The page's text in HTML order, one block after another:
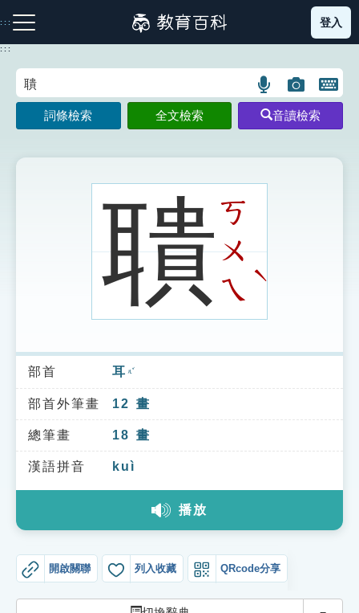
到
主
:::
注音索引圖示 筆畫索引圖示 部首索引表圖示
索引選單
知識索引
單字索引
生命大百科索引
教學應用
貓頭鷹博士
登入
:::
語
言
搜
示
圖
片
搜
開
鍵
圖
詞條檢索 全文檢索 音讀檢索
聵ㄎ
ㄨ
ㄟ
ˋ
部首 耳 ㄦˇ
部首外筆畫 12 畫
總筆畫 18 畫
漢語拼音 kuì
播放
開啟關聯 列入收藏 QRcode分享